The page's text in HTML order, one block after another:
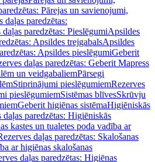
Pārejas un savienojumi,
daļas paredzētas:
daļas paredzētas: PieslēgumiApsildes
Apsildes trejgabalsApsildes
Apsildes pieslēgumiGeberit
daļas paredzētas: Geberit Mapress
un veidgabaliemPārsegi
Stiprinājumi pieslēgumiemRezerves
pieslēgumiemSistēmas blīvesSkrūvju
Geberit higiēnas sistēmaHigiēniskās
daļas paredzētas: Higiēniskās
kastes un tualetes poda vadība ar
daļas paredzētas: Skalošanas
ar higiēnas skalošanas
daļas paredzētas: Higiēnas